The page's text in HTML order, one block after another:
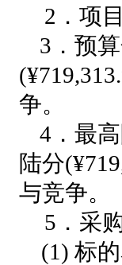
2．项
3．预
争。
4．最
陆分
与竞争。
5．采
(1) 标